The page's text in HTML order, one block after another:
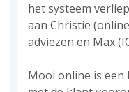
het systeem
aan Christie
adviezen en Max
Mooi online is